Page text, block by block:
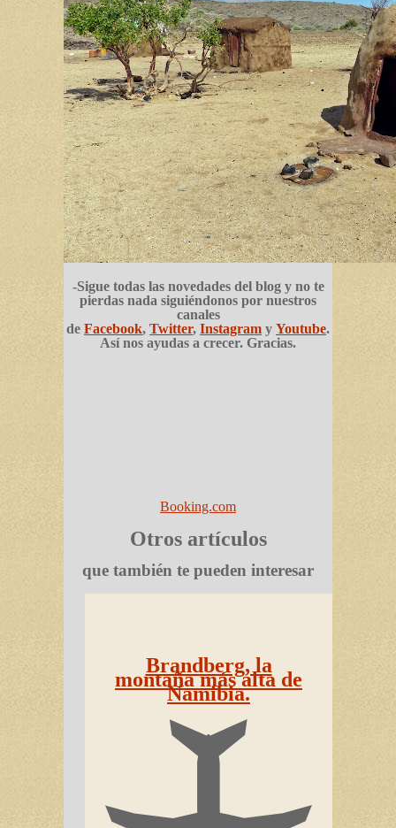
-Sigue todas las novedades del blog y no te
pierdas nada siguiéndonos por nuestros
canales
de Facebook, Twitter, Instagram y Youtube.
Así nos ayudas a crecer. Gracias.
Booking.com
Otros artículos
que también te pueden interesar
Brandberg, la
montaña más alta de
Namibia.